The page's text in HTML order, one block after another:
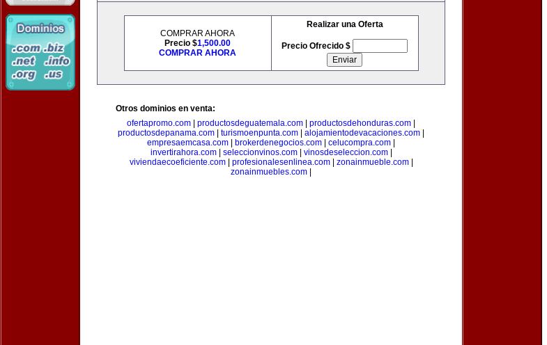
COMPRAR AHORA
Precio $1,500.00
COMPRAR AHORA
Realizar una Oferta
Precio Ofrecido $
Otros dominios en venta:
ofertapromo.com
productosdeguatemala.com productosdehonduras.com
productosdepanama.com
turismoenpunta.com alojamientodevacaciones.com
empresaemcasa.com
brokerdenegocios.com celucompra.com
invertirahora.com| seleccionvinos.com| vinosdeseleccion.com|
viviendaecoeficiente.com| profesionalesenlinea.com| zonainmueble.com|
zonainmuebles.com